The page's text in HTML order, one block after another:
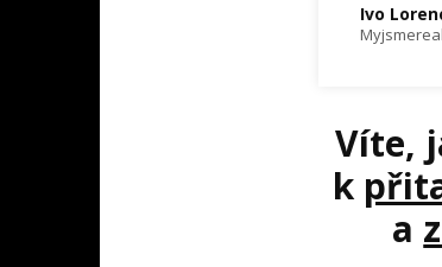
Ivo
Víte,
k
a